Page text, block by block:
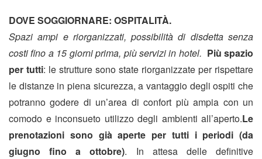
DOVE SOGGIORNARE: OSPITALITÀ.
Spazi ampi e riorganizzati, possibilità di disdetta senza
costi fino a 15 giorni prima, più servizi in hotel. Più spazio
per tutti: le strutture sono state riorganizzate per rispettare
le distanze in piena sicurezza, a vantaggio degli ospiti che
potranno godere di un’area di confort più ampia con un
comodo e inconsueto utilizzo degli ambienti all’aperto.Le
prenotazioni sono già aperte per tutti i periodi (da
giugno fino a ottobre). In attesa delle definitive